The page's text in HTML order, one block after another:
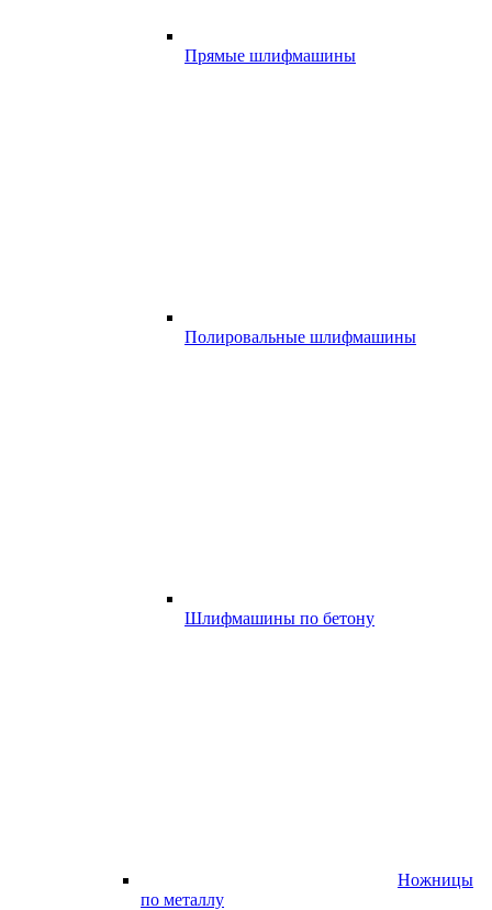
Прямые шлифмашины
Полировальные шлифмашины
Шлифмашины по бетону
Ножницы
по металлу